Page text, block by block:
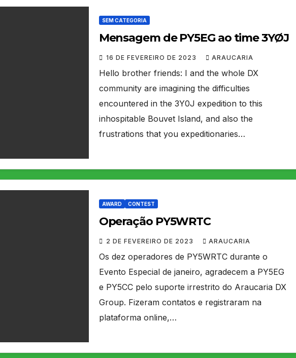
SEM CATEGORIA
Mensagem de PY5EG ao time 3YØJ
16 DE FEVEREIRO DE 2023 ARAUCARIA
Hello brother friends: I and the whole DX
community are imagining the difficulties
encountered in the 3Y0J expedition to this
inhospitable Bouvet Island, and also the
frustrations that you expeditionaries…
AWARD CONTEST
Operação PY5WRTC
2 DE FEVEREIRO DE 2023 ARAUCARIA
Os dez operadores de PY5WRTC durante o
Evento Especial de janeiro, agradecem a PY5EG
e PY5CC pelo suporte irrestrito do Araucaria DX
Group. Fizeram contatos e registraram na
plataforma online,…